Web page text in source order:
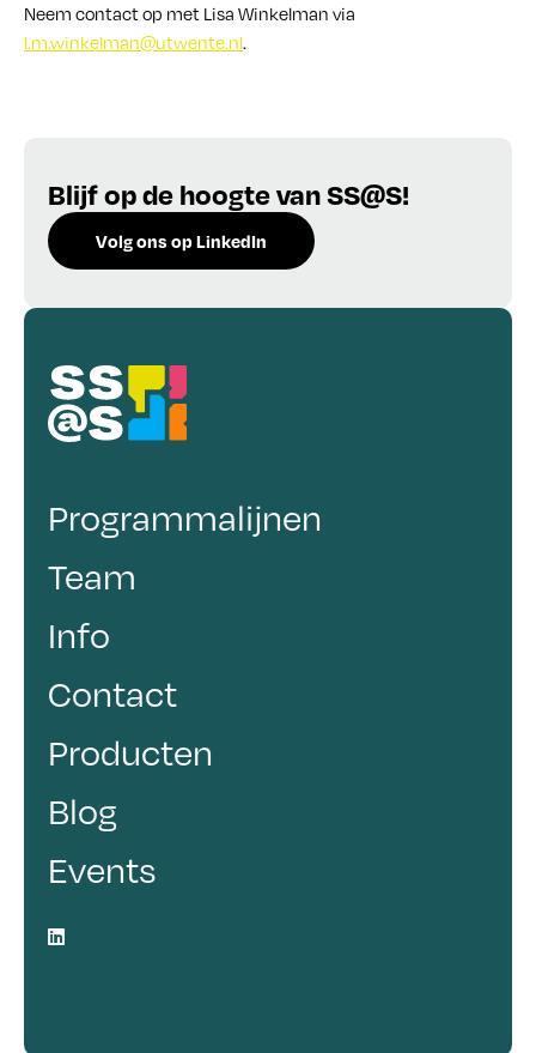
Neem contact op met Lisa Winkelman via
l.m.winkelman@utwente.nl.
Blijf op de hoogte van SS@S!
Volg ons op LinkedIn
Programmalijnen
Team
Info
Contact
Producten
Blog
Events